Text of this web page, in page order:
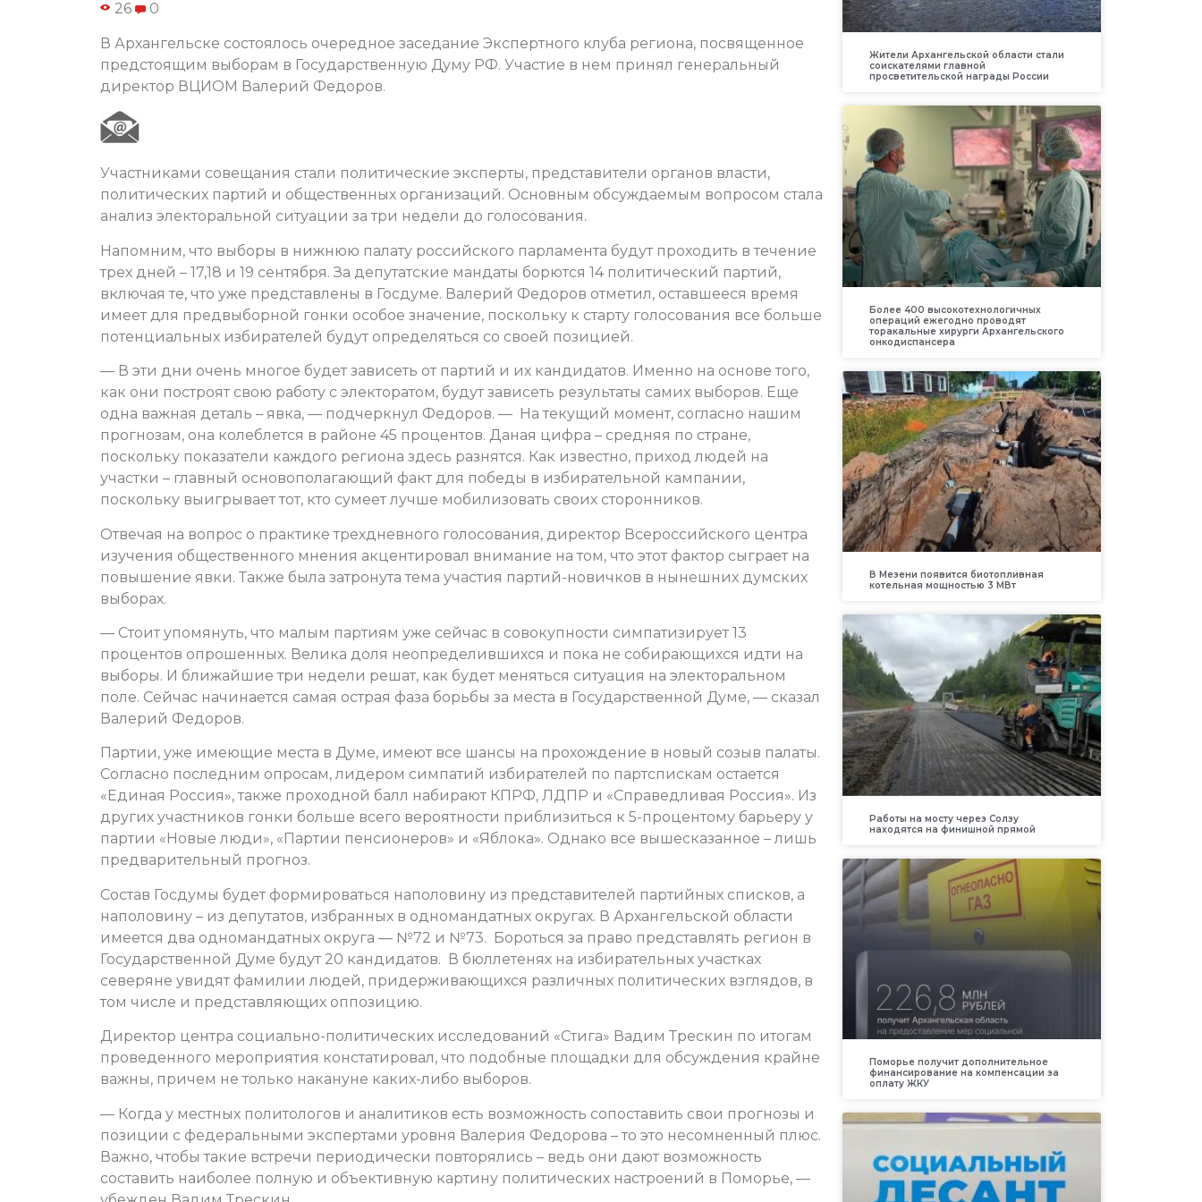
26 0
В Архангельске состоялось очередное заседание Экспертного клуба региона, посвященное
предстоящим выборам в Государственную Думу РФ. Участие в нем принял генеральный
директор ВЦИОМ Валерий Федоров.
Участниками совещания стали политические эксперты, представители органов власти,
политических партий и общественных организаций. Основным обсуждаемым вопросом стала
анализ электоральной ситуации за три недели до голосования.
Напомним, что выборы в нижнюю палату российского парламента будут проходить в течение
трех дней – 17,18 и 19 сентября. За депутатские мандаты борются 14 политический партий,
включая те, что уже представлены в Госдуме. Валерий Федоров отметил, оставшееся время
имеет для предвыборной гонки особое значение, поскольку к старту голосования все больше
потенциальных избирателей будут определяться со своей позицией.
— В эти дни очень многое будет зависеть от партий и их кандидатов. Именно на основе того,
как они построят свою работу с электоратом, будут зависеть результаты самих выборов. Еще
одна важная деталь – явка, — подчеркнул Федоров. — На текущий момент, согласно нашим
прогнозам, она колеблется в районе 45 процентов. Даная цифра – средняя по стране,
поскольку показатели каждого региона здесь разнятся. Как известно, приход людей на
участки – главный основополагающий факт для победы в избирательной кампании,
поскольку выигрывает тот, кто сумеет лучше мобилизовать своих сторонников.
Отвечая на вопрос о практике трехдневного голосования, директор Всероссийского центра
изучения общественного мнения акцентировал внимание на том, что этот фактор сыграет на
повышение явки. Также была затронута тема участия партий-новичков в нынешних думских
выборах.
— Стоит упомянуть, что малым партиям уже сейчас в совокупности симпатизирует 13
процентов опрошенных. Велика доля неопределившихся и пока не собирающихся идти на
выборы. И ближайшие три недели решат, как будет меняться ситуация на электоральном
поле. Сейчас начинается самая острая фаза борьбы за места в Государственной Думе, — сказал
Валерий Федоров.
Партии, уже имеющие места в Думе, имеют все шансы на прохождение в новый созыв палаты.
Согласно последним опросам, лидером симпатий избирателей по партспискам остается
«Единая Россия», также проходной балл набирают КПРФ, ЛДПР и «Справедливая Россия». Из
других участников гонки больше всего вероятности приблизиться к 5-процентому барьеру у
партии «Новые люди», «Партии пенсионеров» и «Яблока». Однако все вышесказанное – лишь
предварительный прогноз.
Состав Госдумы будет формироваться наполовину из представителей партийных списков, а
наполовину – из депутатов, избранных в одномандатных округах. В Архангельской области
имеется два одномандатных округа — №72 и №73. Бороться за право представлять регион в
Государственной Думе будут 20 кандидатов. В бюллетенях на избирательных участках
северяне увидят фамилии людей, придерживающихся различных политических взглядов, в
том числе и представляющих оппозицию.
Директор центра социально-политических исследований «Стига» Вадим Трескин по итогам
проведенного мероприятия констатировал, что подобные площадки для обсуждения крайне
важны, причем не только накануне каких-либо выборов.
— Когда у местных политологов и аналитиков есть возможность сопоставить свои прогнозы и
позиции с федеральными экспертами уровня Валерия Федорова – то это несомненный плюс.
Важно, чтобы такие встречи периодически повторялись – ведь они дают возможность
составить наиболее полную и объективную картину политических настроений в Поморье, —
Жители Архангельской области стали
соискателями главной
просветительской награды России
Более 400 высокотехнологичных
операций ежегодно проводят
торакальные хирурги Архангельского
онкодиспансера
В Мезени появится биотопливная
котельная мощностью 3 МВт
Работы на мосту через Солзу
находятся на финишной прямой
Поморье получит дополнительное
финансирование на компенсации за
оплату ЖКУ